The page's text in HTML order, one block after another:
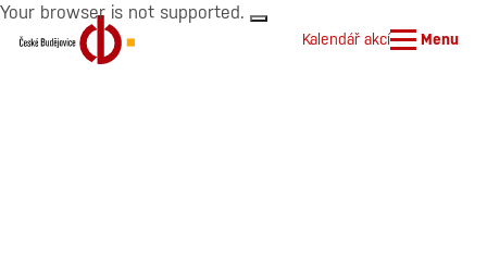
Your browser is not supported.
Kalendář akcí Menu